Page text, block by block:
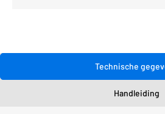
Technische
Handleiding